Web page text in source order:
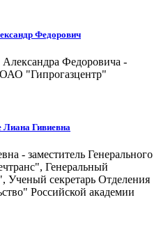
Федорович
Федоровича -
ОАО "Гипрогазцентр"
Гивиевна
- заместитель Генерального
Генеральный
секретарь Отделения
Российской академии